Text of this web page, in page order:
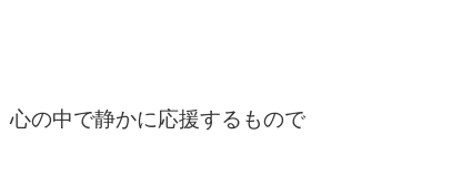
の中で静かに応援するもので